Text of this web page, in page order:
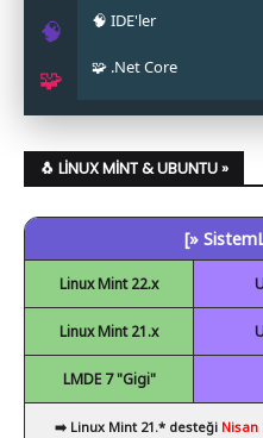
🧠
🧩
✔ Papirus
✔ Obsidian
✔ OpenJDK
✔ Android Studio
🧠 IDE'ler
✔ Eclipse
✔ Code::Blocks
✔ NetBeans
✔ Visual Studio
🧩 .Net Core
✔ .Net Core
🐧 LINUX MINT & UBUNTU »
[»
Linux Mint 22.x
Linux Mint 21.x
LMDE 7 "Gigi"
➡️ Linux Mint 21.* desteği Nisan